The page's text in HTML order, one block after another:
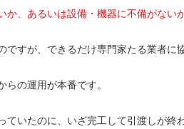
か、あるいは設備・機器に不備がない
ですが、できるだけ専門家たる業者に
らの運用が本番です。
ていたのに、いざ完工して引渡しが終わ